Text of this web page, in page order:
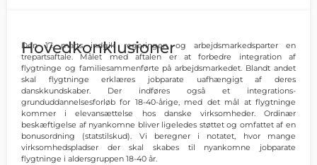
Hovedkonklusioner
Den 17. marts indgik regeringen og arbejdsmarkedsparter en
trepartsaftale. Målet med aftalen er at forbedre integration af
flygtninge og familiesammenførte på arbejdsmarkedet. Blandt andet
skal flygtninge erklæres jobparate uafhængigt af deres
danskkundskaber. Der indføres også et integrations-
grunduddannelsesforløb for 18-40-årige, med det mål at flygtninge
kommer i elevansættelse hos danske virksomheder. Ordinær
beskæftigelse af nyankomne bliver ligeledes støttet og omfattet af en
bonusordning (statstilskud). Vi beregner i notatet, hvor mange
virksomhedspladser der skal skabes til nyankomne jobparate
flygtninge i aldersgruppen 18-40 år.